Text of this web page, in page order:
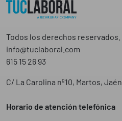
Todos los derechos reservados.
info@tuclaboral.com
615 15 26 93
C/ La Carolina nº10, Martos, Jaén.
Horario de atención telefónica